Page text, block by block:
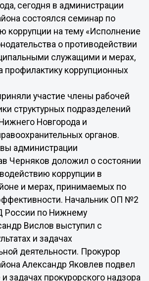
сегодня в администрации
состоялся семинар по
коррупции на тему «Исполнение
о противодействии
служащими и мерах,
профилактику коррупционных
участие члены рабочей
структурных подразделений
Новгорода и
органов.
администрации
Черняков доложил о состоянии
коррупции в
и мерах, принимаемых по
Начальник ОП №2
России по Нижнему
Вислов выступил с
и задачах
деятельности. Прокурор
Александр Яковлев подвел
и задачах прокурорского надзора